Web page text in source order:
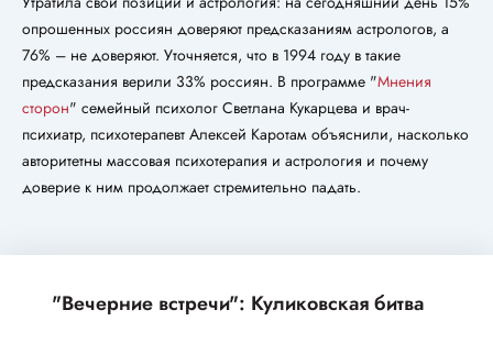
опрошенных россиян доверяют предсказаниям астрологов, а
76% – не доверяют. Уточняется, что в 1994 году в такие
предсказания верили 33% россиян. В программе "Мнения
сторон" семейный психолог Светлана Кукарцева и врач-
психиатр, психотерапевт Алексей Каротам объяснили, насколько
авторитетны массовая психотерапия и астрология и почему
доверие к ним продолжает стремительно падать.
"Вечерние встречи": Куликовская битва